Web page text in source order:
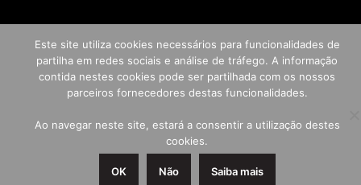
Este site utiliza cookies necessários para funcionalidades de
partilha em redes sociais e análise de tráfego. A informação
contida nestes cookies pode ser partilhada com os nossos
parceiros fornecedores destas funcionalidades.
Ao navegar neste site, estará a consentir a utilização destes
cookies.
OK Não Saiba mais